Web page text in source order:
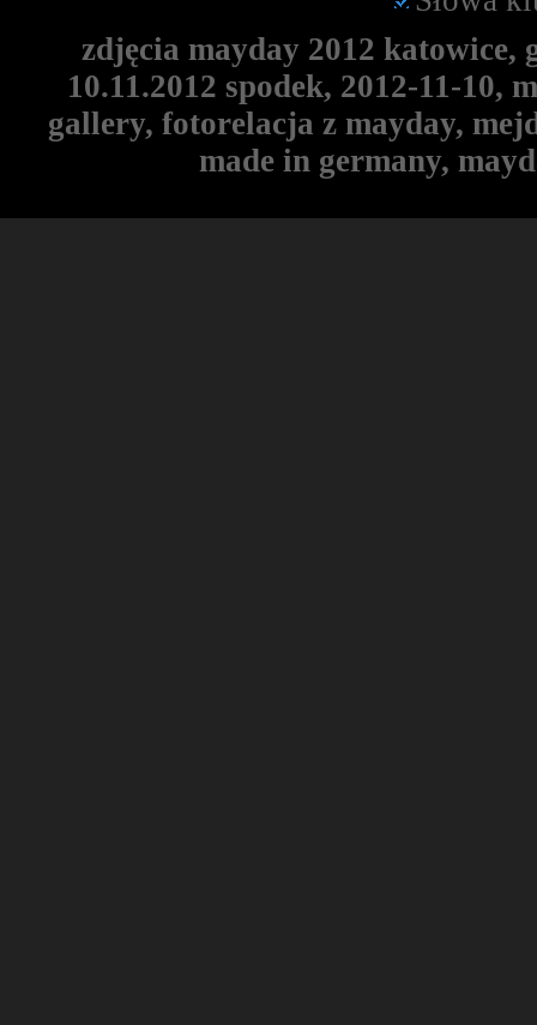
zdjęcia mayday 2012 katowice,
10.11.2012 spodek, 2012-11-10,
gallery, fotorelacja z mayday,
made in germany,